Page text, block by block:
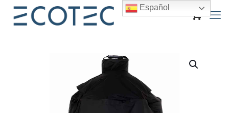
Español